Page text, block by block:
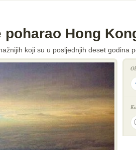
poharao Hong
koji su u posljednjih deset godina